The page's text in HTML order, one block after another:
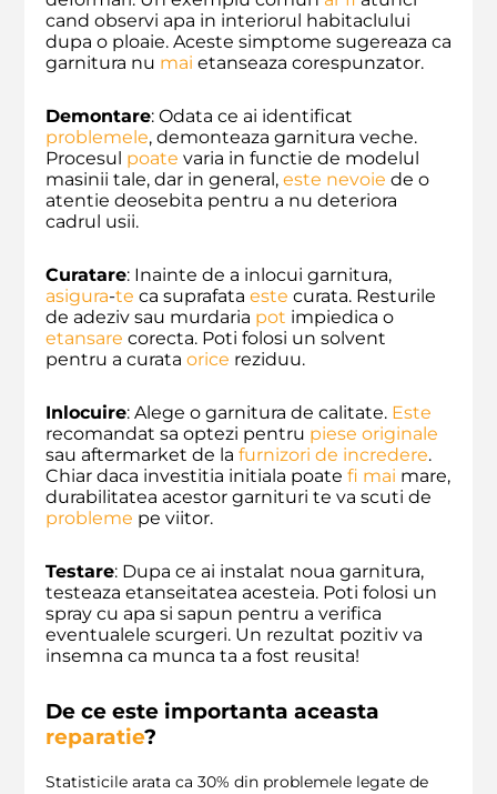
cand observi apa in interiorul habitaclului
dupa o ploaie. Aceste simptome sugereaza ca
garnitura nu mai etanseaza corespunzator.
Demontare: Odata ce ai identificat
problemele, demonteaza garnitura veche.
Procesul poate varia in functie de modelul
masinii tale, dar in general, este nevoie de o
atentie deosebita pentru a nu deteriora
cadrul usii.
Curatare: Inainte de a inlocui garnitura,
asigura-te ca suprafata este curata. Resturile
de adeziv sau murdaria pot impiedica o
etansare corecta. Poti folosi un solvent
pentru a curata orice reziduu.
Inlocuire: Alege o garnitura de calitate. Este
recomandat sa optezi pentru piese originale
sau aftermarket de la furnizori de incredere.
Chiar daca investitia initiala poate fi mai mare,
durabilitatea acestor garnituri te va scuti de
probleme pe viitor.
Testare: Dupa ce ai instalat noua garnitura,
testeaza etanseitatea acesteia. Poti folosi un
spray cu apa si sapun pentru a verifica
eventualele scurgeri. Un rezultat pozitiv va
insemna ca munca ta a fost reusita!
De ce este importanta aceasta
reparatie?
Statisticile arata ca 30% din problemele legate de